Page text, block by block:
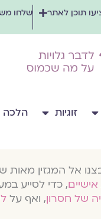
תוכן לאתר שלחו
זוגיות הלכה
אל המגזין מאות
אישיים, כדי לסייע
של חסרון, ואף על